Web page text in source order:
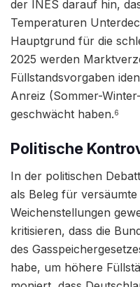
der INES darauf hin,
Temperaturen
Hauptgrund für die
2025 werden
Füllstandsvorgaben
Anreiz (Sommer-
geschwächt haben.6
Politische
In der politischen
als Beleg für
Weichenstellungen
kritisieren, dass die
des
habe, um höhere